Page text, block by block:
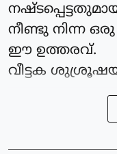
നീണ്ടു നിന്ന
ഈ ഉത്തരവ്.
വീട്ടക